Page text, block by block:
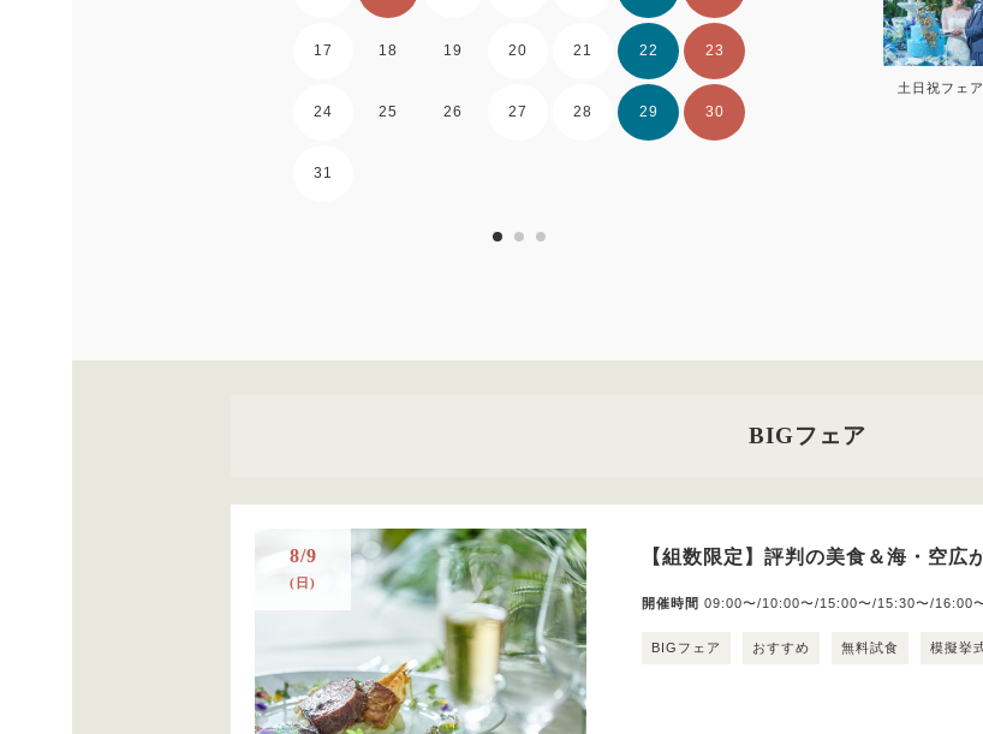
17 18 19 20 21 22 23
24 25 26 27 28 29 30
31
21
土日祝フェア
BIGフェア
8/9
(日)
【組数限定】評判の美食＆海・空広
開催時間 09:00〜/10:00〜/15:00〜/15:30〜/16:00
BIGフェア おすすめ 無料試食 模擬挙